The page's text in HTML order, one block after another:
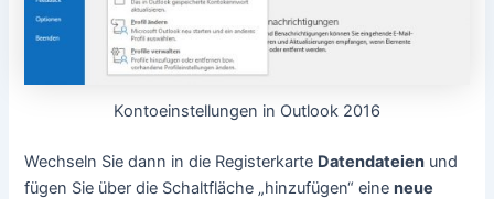
Kontoeinstellungen in Outlook 2016
Wechseln Sie dann in die Registerkarte Datendateien und
fügen Sie über die Schaltfläche „hinzufügen“ eineneue